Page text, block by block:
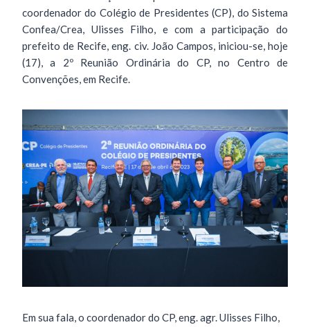
coordenador do Colégio de Presidentes (CP), do Sistema
Confea/Crea, Ulisses Filho, e com a participação do
prefeito de Recife, eng. civ. João Campos, iniciou-se, hoje
(17), a 2º Reunião Ordinária do CP, no Centro de
Convenções, em Recife.
Em sua fala, o coordenador do CP, eng. agr. Ulisses Filho,